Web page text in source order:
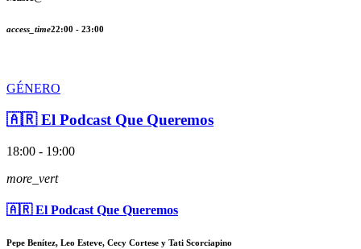
access_time22:00 - 23:00
GÉNERO
🇦🇷 El Podcast Que Queremos
18:00 - 19:00
more_vert
🇦🇷 El Podcast Que Queremos
Pepe Benítez, Leo Esteve, Cecy Cortese y Tati Scorciapino